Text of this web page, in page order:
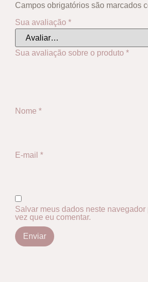
Campos obrigatórios são marcados
Sua avaliação *
Sua avaliação sobre o produto *
Nome *
E-mail *
Salvar meus dados neste navegador
vez que eu comentar.